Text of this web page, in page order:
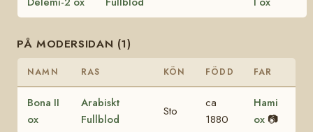
PÅ MODERSIDAN (1)
NAMN RAS KÖN FÖDD FAR
Bona II
ox
Arabiskt
Fullblod
Sto
ca
1880
Hami
ox 📷